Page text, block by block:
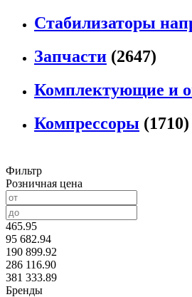
Стабилизаторы
Запчасти (2647)
Комплектующие и
Компрессоры (1710)
Фильтр
Розничная цена
465.95
95 682.94
190 899.92
286 116.90
381 333.89
Бренды